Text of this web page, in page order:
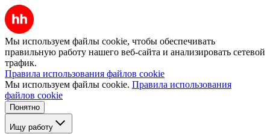
Мы используем файлы cookie, чтобы обеспечивать
правильную работу нашего веб-сайта и анализировать сетевой
трафик.
Правила использования файлов cookie
Мы используем файлы cookie. Правила использования
файлов cookie
Понятно
Ищу работу